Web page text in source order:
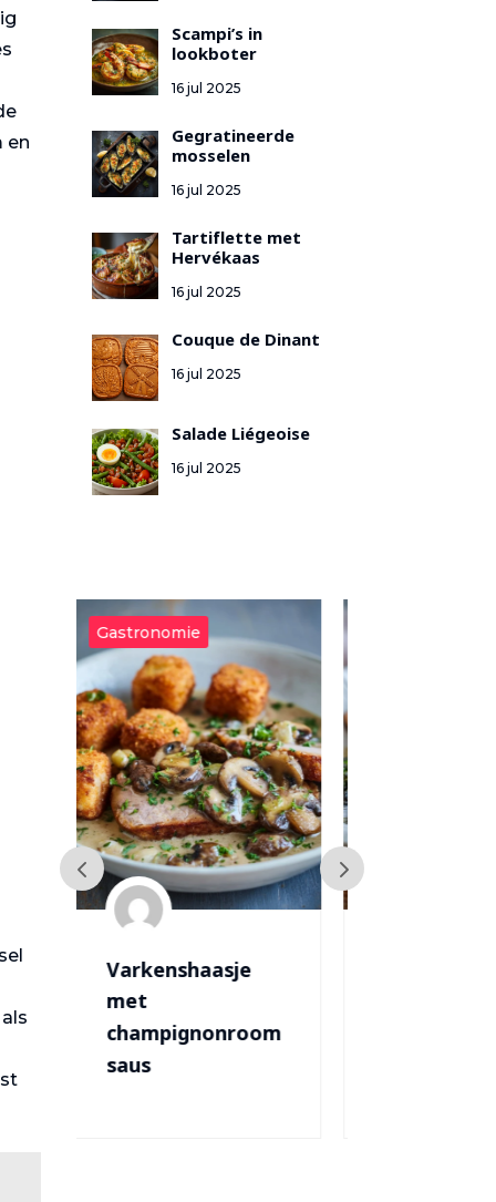
en
Scampi’s in
lookboter
16 jul 2025
Gegratineerde
mosselen
16 jul 2025
Tartiflette met
Hervékaas
16 jul 2025
Couque de Dinant
16 jul 2025
Salade Liégeoise
16 jul 2025
Gastronomie
Zalm met
asperges